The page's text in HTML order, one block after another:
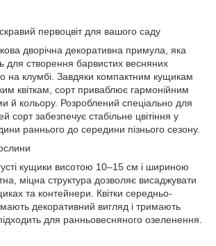
первоцвіт для вашого саду
дворічна декоративна примула, яка
для створення барвистих весняних
на клумбі. Завдяки компактним кущикам
квіткам, сорт приваблює гармонійним
й кольору. Розроблений спеціально для
сорт забезпечує стабільне цвітіння у
раннього до середини пізнього сезону.
кущики висотою 10–15 см і шириною
міцна структура дозволяє висаджувати
та контейнери. Квітки середньо-
мають декоративний вигляд і тримають
для ранньовесняного озеленення.